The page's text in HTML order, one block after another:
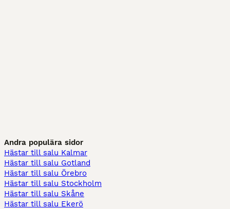
Andra populära sidor
Hästar till salu Kalmar
Hästar till salu Gotland
Hästar till salu Örebro
Hästar till salu Stockholm
Hästar till salu Skåne
Hästar till salu Ekerö